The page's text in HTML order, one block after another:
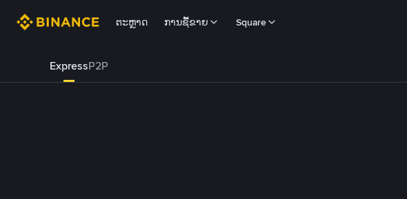
ຕະຫຼາດ ການຊື້ຂາຍ Square
ExpressP2P